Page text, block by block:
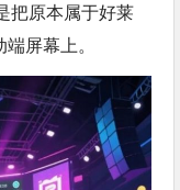
把原本属于好莱
屏幕上。